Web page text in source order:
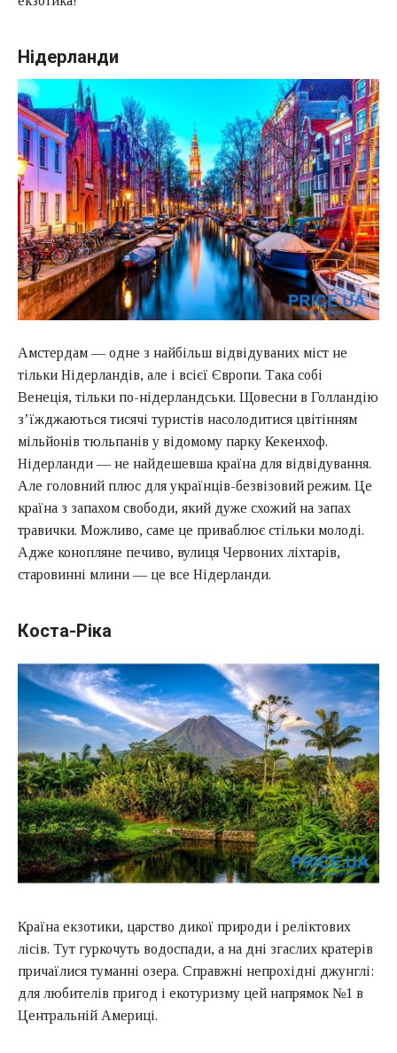
Нідерланди
Амстердам — одне з найбільш відвідуваних міст не
тільки Нідерландів, але і всієї Європи. Така собі
Венеція, тільки по-нідерландськи. Щовесни в Голландію
з’їжджаються тисячі туристів насолодитися цвітінням
мільйонів тюльпанів у відомому парку Кекенхоф.
Нідерланди — не найдешевша країна для відвідування.
Але головний плюс для українців-безвізовий режим. Це
країна з запахом свободи, який дуже схожий на запах
травички. Можливо, саме це приваблює стільки молоді.
Адже конопляне печиво, вулиця Червоних ліхтарів,
старовинні млини — це все Нідерланди.
Коста-Ріка
Країна екзотики, царство дикої природи і реліктових
лісів. Тут гуркочуть водоспади, а на дні згаслих кратерів
причаїлися туманні озера. Справжні непрохідні джунглі:
для любителів пригод і екотуризму цей напрямок №1 в
Центральній Америці.